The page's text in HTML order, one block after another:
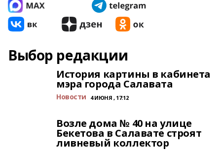
Выбор редакции
История картины в кабинета
мэра города Салавата
Новости 4 ИЮНЯ , 17:12
Возле дома № 40 на улице
Бекетова в Салавате строят
ливневый коллектор